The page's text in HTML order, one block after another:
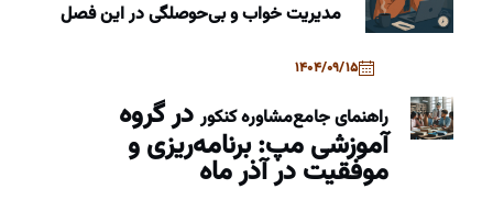
مدیریت خواب و بی‌حوصلگی در این فصل
1404/09/15
راهنمای جامعمشاوره کنکوردر گروه
آموزشی مپ: برنامه‌ریزی و
موفقیت در آذر ماه